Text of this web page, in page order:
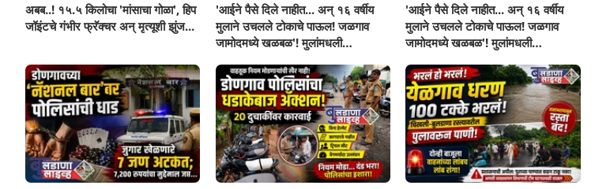
अबब..! १५.५ किलोचा 'मांसाचा गोळा', हिप
जॉइंटचे गंभीर फ्रॅक्चर अन् मृत्यूशी झुंज...
'आईने पैसे दिले नाहीत... अन् १६ वर्षीय
मुलाने उचलले टोकाचे पाऊल! जळगाव
जामोदमध्ये खळबळ'! मुलांमधली
'आईने पैसे दिले नाहीत... अन् १६ वर्षीय
मुलाने उचलले टोकाचे पाऊल! जळगाव
जामोदमध्ये खळबळ'! मुलांमधली